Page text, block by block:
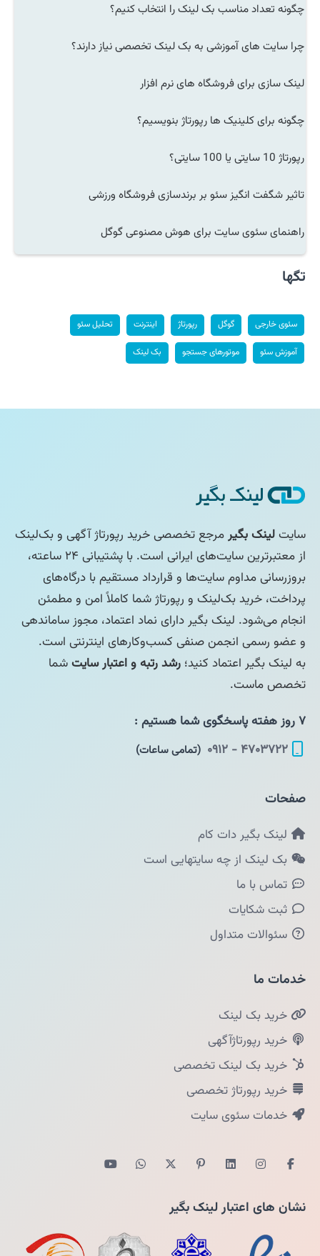
چگونه تعداد مناسب بک لینک را انتخاب کنیم؟
چرا سایت های آموزشی به بک لینک تخصصی نیاز دارند؟
لینک سازی برای فروشگاه های نرم افزار
چگونه برای کلینیک ها رپورتاژ بنویسیم؟
رپورتاژ 10 سایتی یا 100 سایتی؟
تاثیر شگفت انگیز سئو بر برندسازی فروشگاه ورزشی
راهنمای سئوی سایت برای هوش مصنوعی گوگل
تگها
سئوی خارجی گوگل رپورتاژ اینترنت تحلیل سئو
آموزش سئو موتورهای جستجو بک لینک
سایتلینک بگیرمرجع تخصصی خرید رپورتاژ آگهی و بک‌لینک
از معتبرترین سایت‌های ایرانی است. با پشتیبانی ۲۴ ساعته،
بروزرسانی مداوم سایت‌ها و قرارداد مستقیم با درگاه‌های
پرداخت، خرید بک‌لینک و رپورتاژ شما کاملاً امن و مطمئن
انجام می‌شود. لینک بگیر دارای نماد اعتماد، مجوز ساماندهی
و عضو رسمی انجمن صنفی کسب‌وکارهای اینترنتی است.
به لینک بگیر اعتماد کنید؛ رشد رتبه و اعتبار سایتشما
تخصص ماست.
۷ روز هفته پاسخگوی شما هستیم :
۴۷۰۳۷۲۲ - ۰۹۱۲
(تمامی ساعات)
صفحات
لینک بگیر دات کام
بک لینک از چه سایتهایی است
تماس با ما
ثبت شکایات
سئوالات متداول
خدمات ما
خرید بک لینک
خرید رپورتاژآگهی
خرید بک لینک تخصصی
خرید رپورتاژ تخصصی
خدمات سئوی سایت
نشان های اعتبار لینک بگیر